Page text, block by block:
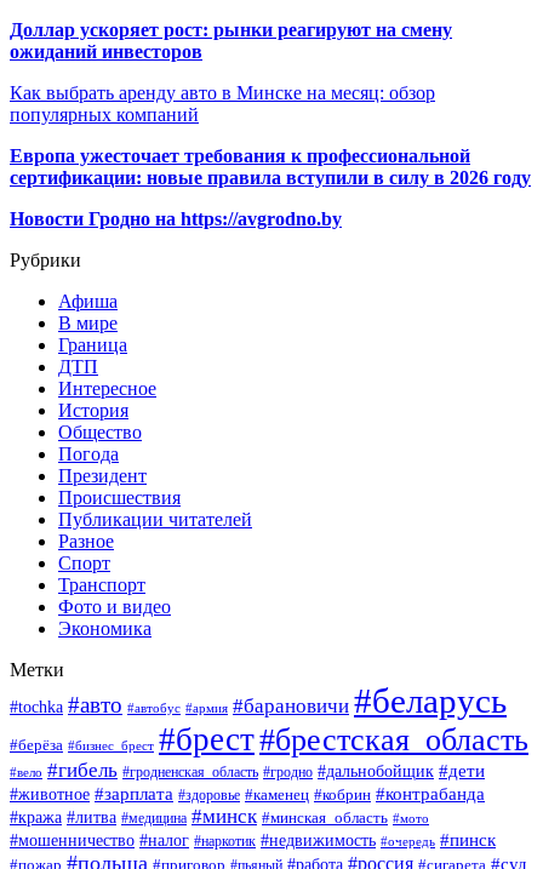
Доллар ускоряет рост: рынки реагируют на смену
ожиданий инвесторов
Как выбрать аренду авто в Минске на месяц: обзор
популярных компаний
Европа ужесточает требования к профессиональной
сертификации: новые правила вступили в силу в 2026 году
Новости Гродно на https://avgrodno.by
Рубрики
Афиша
В мире
Граница
ДТП
Интересное
История
Общество
Погода
Президент
Происшествия
Публикации читателей
Разное
Спорт
Транспорт
Фото и видео
Экономика
Метки
#tochka #авто #автобус #армия #барановичи #беларусь
#берёза #бизнес_брест #брест#брестская_область
#вело #гибель #гродненская_область #гродно #дальнобойщик #дети
#животное #зарплата #здоровье #каменец #кобрин #контрабанда
#кража #литва #медицина #минск #минская_область #мото
#мошенничество #налог #наркотик #недвижимость #очередь #пинск
#пожар #польша #приговор #пьяный #работа #россия #сигарета #суд